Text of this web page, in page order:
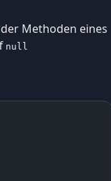
Methoden eines
null